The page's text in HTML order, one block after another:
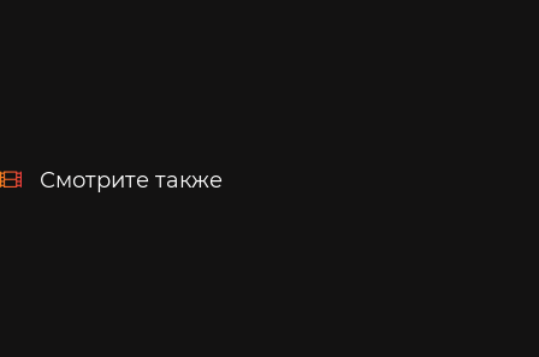
Смотрите также